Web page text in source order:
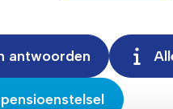
antwoorden